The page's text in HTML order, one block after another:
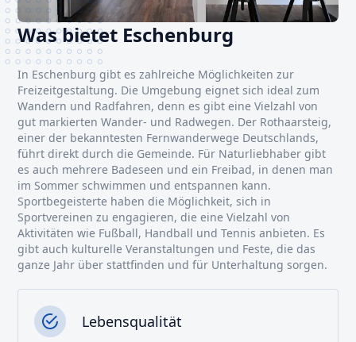
Was bietet Eschenburg
In Eschenburg gibt es zahlreiche Möglichkeiten zur
Freizeitgestaltung. Die Umgebung eignet sich ideal zum
Wandern und Radfahren, denn es gibt eine Vielzahl von
gut markierten Wander- und Radwegen. Der Rothaarsteig,
einer der bekanntesten Fernwanderwege Deutschlands,
führt direkt durch die Gemeinde. Für Naturliebhaber gibt
es auch mehrere Badeseen und ein Freibad, in denen man
im Sommer schwimmen und entspannen kann.
Sportbegeisterte haben die Möglichkeit, sich in
Sportvereinen zu engagieren, die eine Vielzahl von
Aktivitäten wie Fußball, Handball und Tennis anbieten. Es
gibt auch kulturelle Veranstaltungen und Feste, die das
ganze Jahr über stattfinden und für Unterhaltung sorgen.
Lebensqualität